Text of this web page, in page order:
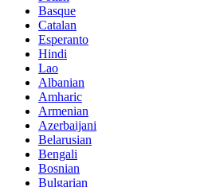
Basque
Catalan
Esperanto
Hindi
Lao
Albanian
Amharic
Armenian
Azerbaijani
Belarusian
Bengali
Bosnian
Bulgarian